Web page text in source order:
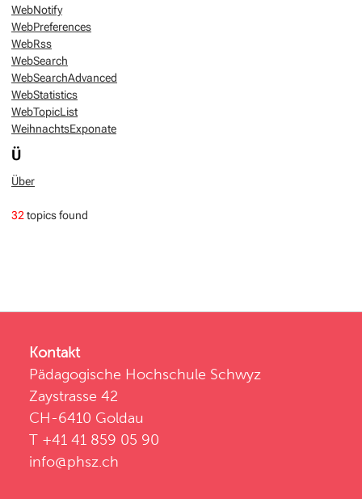
WebNotify
WebPreferences
WebRss
WebSearch
WebSearchAdvanced
WebStatistics
WebTopicList
WeihnachtsExponate
Ü
Über
32 topics found
Kontakt
Pädagogische Hochschule Schwyz
Zaystrasse 42
CH-6410 Goldau
T +41 41 859 05 90
info@phsz.ch